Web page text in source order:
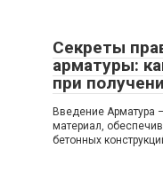
Секреты
арматуры:
при
Введение Арматура
материал,
бетонных